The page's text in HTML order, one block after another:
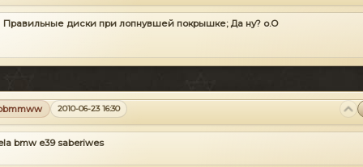
Правильные диски при лопнувшей покрышке;Да ну? о.О
2010-06-23 16:30
bmw e39 saberiwes